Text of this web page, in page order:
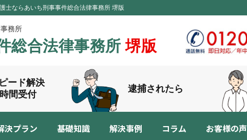
士ならあいち刑事事件総合法律事務所 堺版
務所
総合法律事務所堺版
ード解決
間受付
逮捕されたら
決プラン 基礎知識 解決事例 コラム お客様の声